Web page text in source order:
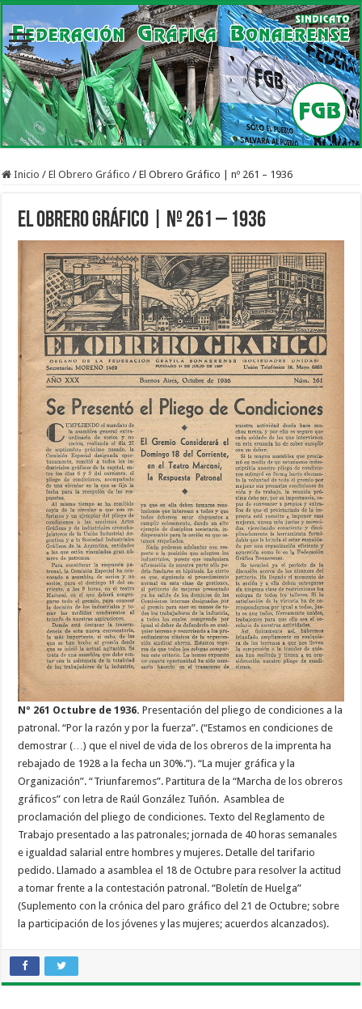
Inicio / El Obrero Gráfico / El Obrero Gráfico | nº 261 – 1936
El Obrero Gráfico | nº 261 – 1936
Nº 261 Octubre de 1936.Presentación del pliego de condiciones a la
patronal. “Por la razón y por la fuerza”. (“Estamos en condiciones de
demostrar (…) que el nivel de vida de los obreros de la imprenta ha
rebajado de 1928 a la fecha un 30%.”). “La mujer gráfica y la
Organización”. “Triunfaremos”. Partitura de la “Marcha de los obreros
gráficos” con letra de Raúl González Tuñón. Asamblea de
proclamación del pliego de condiciones. Texto del Reglamento de
Trabajo presentado a las patronales; jornada de 40 horas semanales
e igualdad salarial entre hombres y mujeres. Detalle del tarifario
pedido. Llamado a asamblea el 18 de Octubre para resolver la actitud
a tomar frente a la contestación patronal. “Boletín de Huelga”
(Suplemento con la crónica del paro gráfico del 21 de Octubre; sobre
la participación de los jóvenes y las mujeres; acuerdos alcanzados).